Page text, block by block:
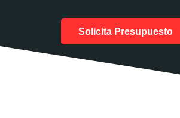
Solicita Presupuesto